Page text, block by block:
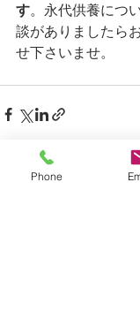
す。永代供養につ
談がありましたら
せ下さいませ。
Phone